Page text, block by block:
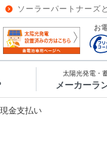
ソーラーパートナーズ
お
太陽光発電・
メーカーラ
金支払い